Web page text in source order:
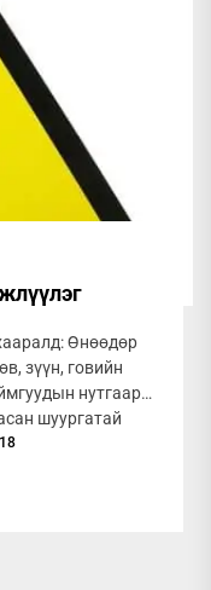
Өнөөдөр
зүүн, говийн
нутгаар
шуургатай